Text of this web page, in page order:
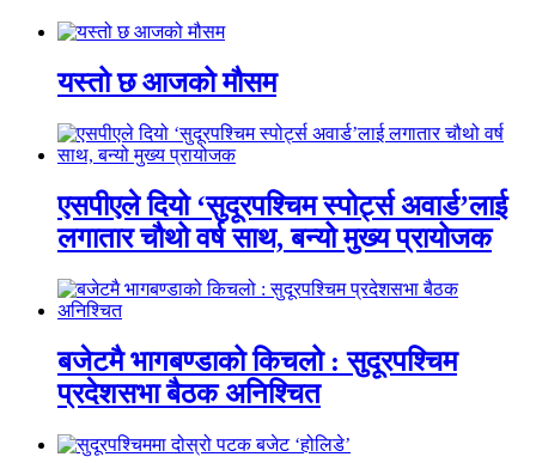
यस्तो छ आजको मौसम
एसपीएले दियो ‘सुदूरपश्चिम स्पोर्ट्स अवार्ड’लाई
लगातार चौथो वर्ष साथ, बन्यो मुख्य प्रायोजक
बजेटमै भागबण्डाको किचलो : सुदूरपश्चिम
प्रदेशसभा बैठक अनिश्चित